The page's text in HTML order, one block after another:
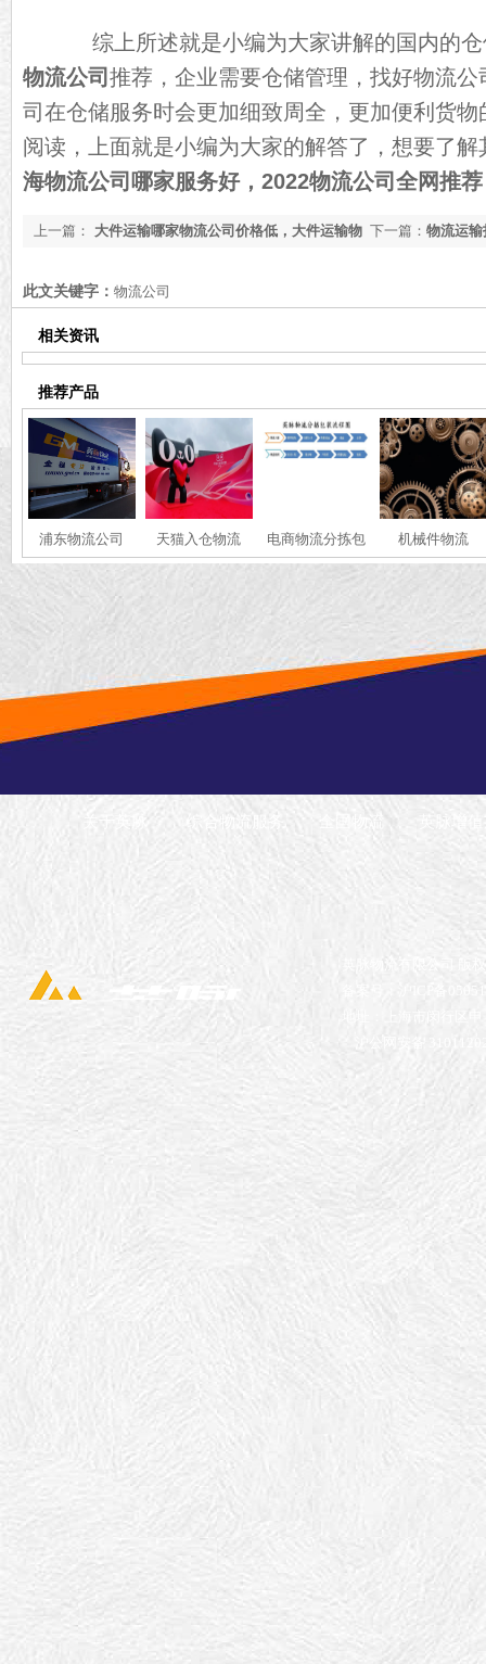
综上所述就是小编为大家讲解的国内的仓
物流公司 推荐，企业需要仓储管理，找好物流
司在仓储服务时会更加细致周全，更加便利货
阅读，上面就是小编为大家的解答了，想要了
海物流公司哪家服务好，2022物流公司全网推
下一篇： 物流运
上一篇：
大件运输哪家物流公司价格低，大件运输物
此文关键字： 物流公司
相关资讯
推荐产品
浦东物流公司 天猫入仓物流
电商物流分拣包
装
机械件物流
关于英脉 综合物流服务 英脉增
英脉物流有限公司 版
沪公网安备